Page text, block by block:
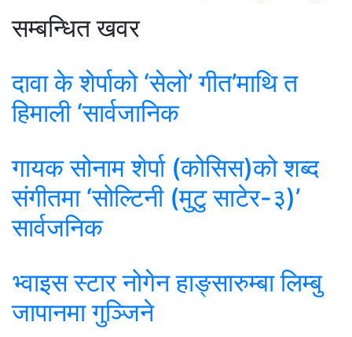
सम्बन्धित खवर
दावा के शेर्पाको ‘सेलो’ गीत’माथि त
हिमाली ‘सार्वजानिक
गायक सोनाम शेर्पा (कोसिस)को शब्द
संगीतमा ‘सोल्टिनी (मुटु साटेर-३)’
सार्वजनिक
भ्वाइस स्टार नोगेन हाङ्सारुम्बा लिम्बु
जापानमा गुञ्जिने